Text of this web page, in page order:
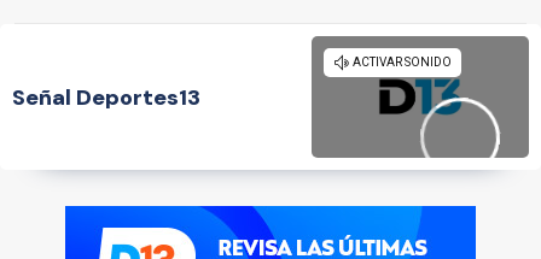
Señal Deportes13